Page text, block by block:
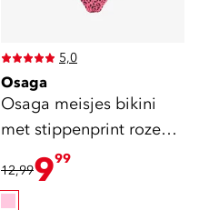
5,0
Osaga
Osaga meisjes bikini
met stippenprint roze
zwart
12,99999